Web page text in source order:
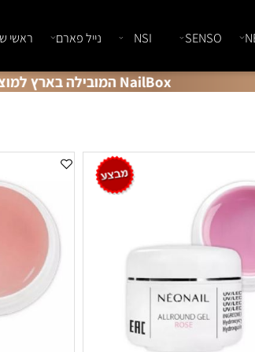
SENSO נייל פארם ראשי שיוף